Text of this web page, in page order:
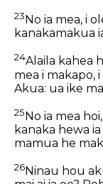
23 No ia mea, i
kanakamakua
24Alaila kahea
mea i makapo,
Akua: ua ike
25No ia mea
kanaka hewa
mamua he
26Ninau hou